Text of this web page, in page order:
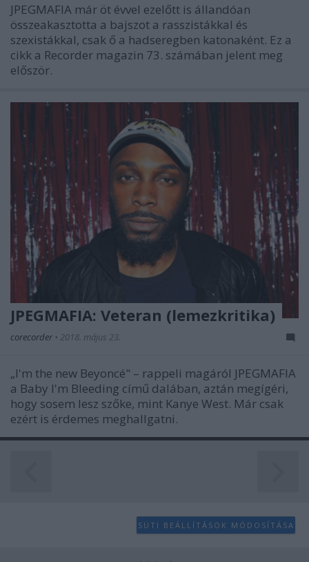
JPEGMAFIA már öt évvel ezelőtt is állandóan
összeakasztotta a bajszot a rasszistákkal és
szexistákkal, csak ő a hadseregben katonaként. Ez a
cikk a Recorder magazin 73. számában jelent meg
először.
JPEGMAFIA: Veteran (lemezkritika)
corecorder • 2018. május 23.
„I'm the new Beyoncé" – rappeli magáról JPEGMAFIA
a Baby I'm Bleeding című dalában, aztán megígéri,
hogy sosem lesz szőke, mint Kanye West. Már csak
ezért is érdemes meghallgatni.
SÜTI BEÁLLÍTÁSOK MÓDOSÍTÁSA